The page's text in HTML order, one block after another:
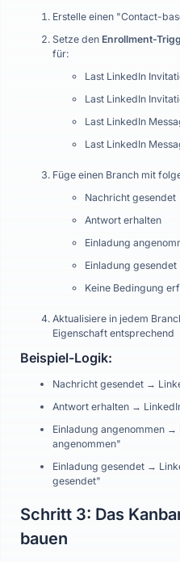
Erstelle einen "Contact-
Setze den Enrollment-
für:
Last LinkedIn
Last LinkedIn
Last LinkedIn
Last LinkedIn
Füge einen Branch mit
Nachricht gesendet
Antwort erhalten
Einladung
Einladung gesendet
Keine Bedingung
Aktualisiere in jedem
Eigenschaft entsprechend
Beispiel-Logik:
Nachricht gesendet →
Antwort erhalten →
Einladung angenommen →
angenommen"
Einladung gesendet →
gesendet"
Schritt 3: Das
bauen